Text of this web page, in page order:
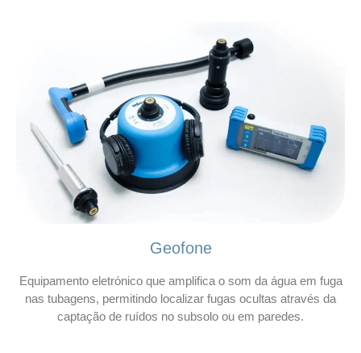
Geofone
Equipamento eletrónico que amplifica o som da água em fuga
nas tubagens, permitindo localizar fugas ocultas através da
captação de ruídos no subsolo ou em paredes.